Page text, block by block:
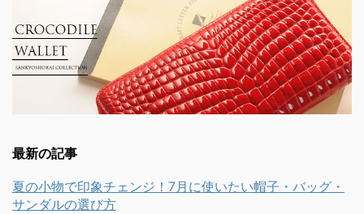
最新の記事
夏の小物で印象チェンジ！7月に使いたい帽子・バッグ・
サンダルの選び方